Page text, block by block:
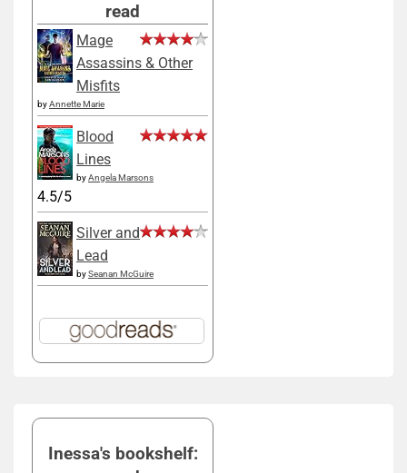
read
Mage
Assassins & Other
Misfits
byAnnette Marie
Blood
Lines
byAngela Marsons
4.5/5
Silver and
Lead
bySeanan McGuire
Inessa's bookshelf: